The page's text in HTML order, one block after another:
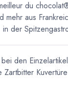
du
mehr aus
der
den
Zartbitter Kuvertüre